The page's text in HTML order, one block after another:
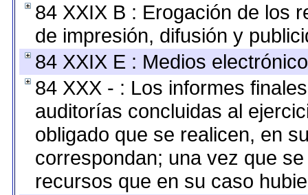
84 XXIX B : Erogación de los
de impresión, difusión y
84 XXIX E : Medios
84 XXX - : Los informes
auditorías concluidas al
obligado que se realicen, en
correspondan; una vez que
recursos que en su caso